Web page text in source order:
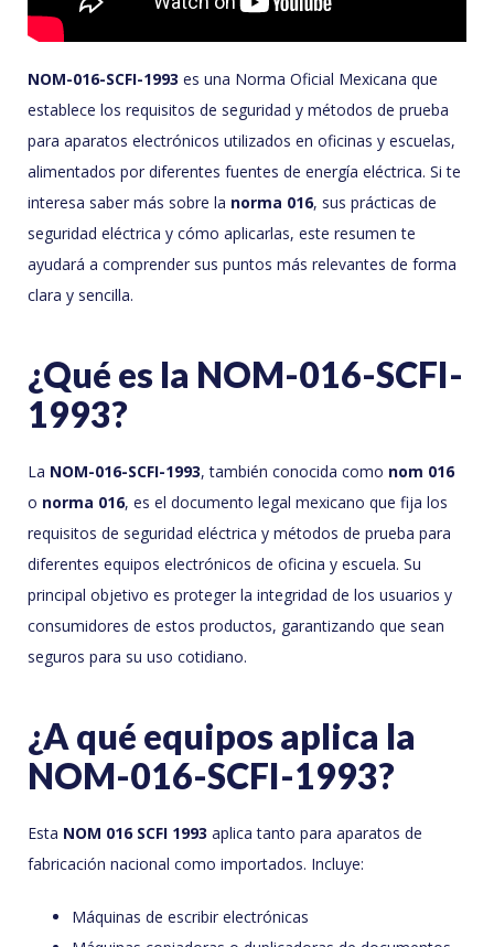
NOM-016-SCFI-1993 es una Norma Oficial Mexicana que
establece los requisitos de seguridad y métodos de prueba
para aparatos electrónicos utilizados en oficinas y escuelas,
alimentados por diferentes fuentes de energía eléctrica. Si te
interesa saber más sobre la norma 016, sus prácticas de
seguridad eléctrica y cómo aplicarlas, este resumen te
ayudará a comprender sus puntos más relevantes de forma
clara y sencilla.
¿Qué es la NOM-016-SCFI-
1993?
La NOM-016-SCFI-1993, también conocida como nom 016
o norma 016, es el documento legal mexicano que fija los
requisitos de seguridad eléctrica y métodos de prueba para
diferentes equipos electrónicos de oficina y escuela. Su
principal objetivo es proteger la integridad de los usuarios y
consumidores de estos productos, garantizando que sean
seguros para su uso cotidiano.
¿A qué equipos aplica la
NOM-016-SCFI-1993?
Esta NOM 016 SCFI 1993 aplica tanto para aparatos de
fabricación nacional como importados. Incluye:
Máquinas de escribir electrónicas